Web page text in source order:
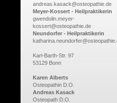
andreas.kasack@osteopathie.de
Meyer-Kossert - Heilpraktikerin
gwendolin.meyer-
kossert@osteopathie.de
Neundorfer - Heilpraktikerin
Karl-Barth-Str. 97
53129 Bonn
Karen Alberts
Osteopathin D.O.
Andreas Kasack
Osteopath D.O.